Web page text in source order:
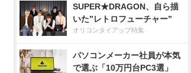
SUPER★DRAGON、自ら描
いた”レトロフューチャー”
オリコンタイアップ特集
パソコンメーカー社員が本気
で選ぶ「10万円台PC3選」